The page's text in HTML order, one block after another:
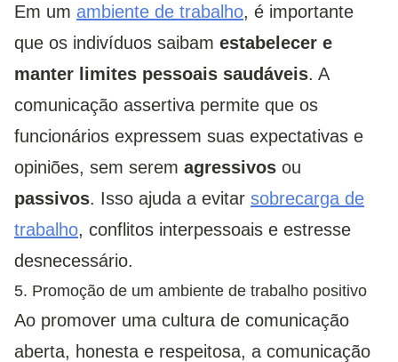
Em um ambiente de trabalho, é importante
que os indivíduos saibam estabelecer e
manter limites pessoais saudáveis. A
comunicação assertiva permite que os
funcionários expressem suas expectativas e
opiniões, sem serem agressivos ou
passivos. Isso ajuda a evitar sobrecarga de
trabalho, conflitos interpessoais e estresse
desnecessário.
5. Promoção de um ambiente de trabalho positivo
Ao promover uma cultura de comunicação
aberta, honesta e respeitosa, a comunicação